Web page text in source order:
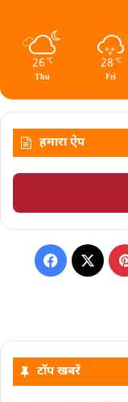
26 ℃
Thu
28 ℃
Fri
हमारा ऐप
टॉप खबरें